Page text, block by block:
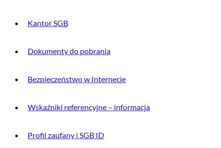
Kantor SGB
Dokumenty do pobrania
Bezpieczeństwo w Internecie
Wskaźniki referencyjne – informacja
Profil zaufany i SGB ID